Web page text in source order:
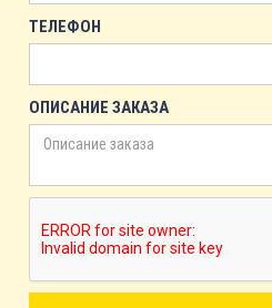
ТЕЛЕФОН
ОПИСАНИЕ ЗАКАЗА